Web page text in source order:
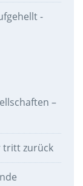
-
–
tritt zurück